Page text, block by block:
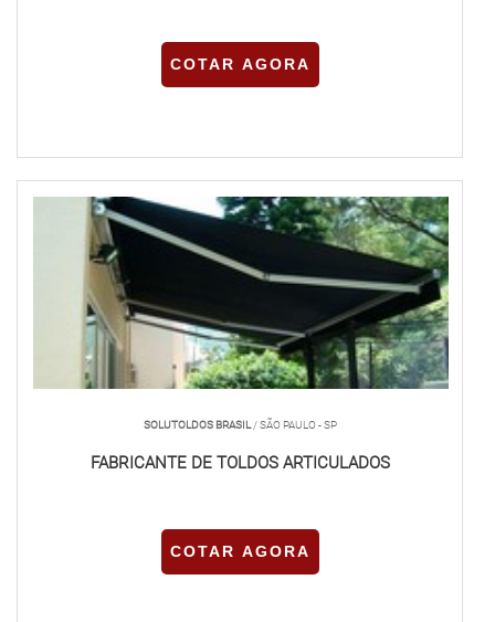
COTAR AGORA
SOLUTOLDOS BRASIL/ SÃO PAULO - SP
FABRICANTE DE TOLDOS ARTICULADOS
COTAR AGORA